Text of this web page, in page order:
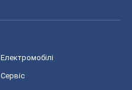
Електромобілі
Сервіс